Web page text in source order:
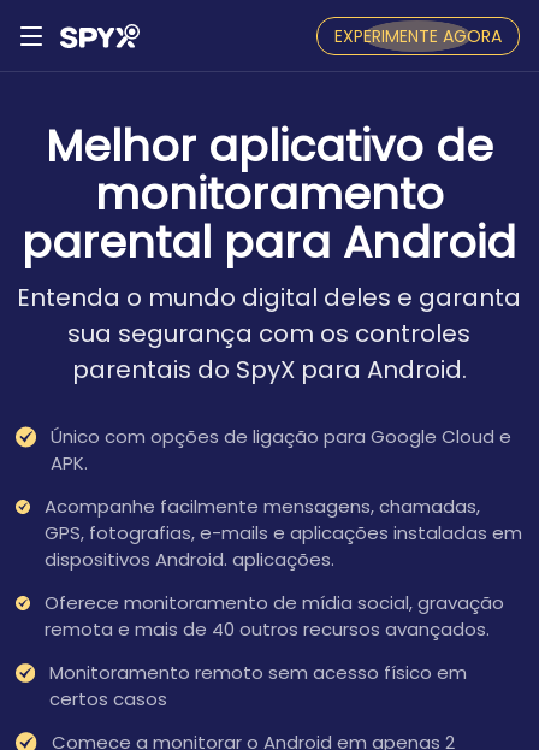
EXPERIMENTE AGORA
Melhor aplicativo de
monitoramento
parental para Android
Entenda o mundo digital deles e garanta
sua segurança com os controles
parentais do SpyX para Android.
Único com opções de ligação para Google Cloud e
APK.
Acompanhe facilmente mensagens, chamadas,
GPS, fotografias, e-mails e aplicações instaladas em
dispositivos Android. aplicações.
Oferece monitoramento de mídia social, gravação
remota e mais de 40 outros recursos avançados.
Monitoramento remoto sem acesso físico em
certos casos
Comece a monitorar o Android em apenas 2